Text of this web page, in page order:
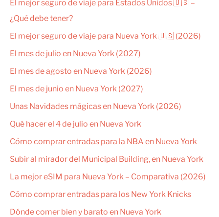
El mejor seguro de viaje para Estados Unidos 🇺🇸 –
¿Qué debe tener?
El mejor seguro de viaje para Nueva York 🇺🇸 (2026)
El mes de julio en Nueva York (2027)
El mes de agosto en Nueva York (2026)
El mes de junio en Nueva York (2027)
Unas Navidades mágicas en Nueva York (2026)
Qué hacer el 4 de julio en Nueva York
Cómo comprar entradas para la NBA en Nueva York
Subir al mirador del Municipal Building, en Nueva York
La mejor eSIM para Nueva York – Comparativa (2026)
Cómo comprar entradas para los New York Knicks
Dónde comer bien y barato en Nueva York